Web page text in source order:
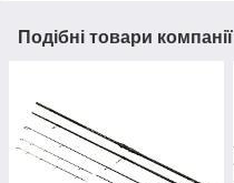
Подібні товари компанії